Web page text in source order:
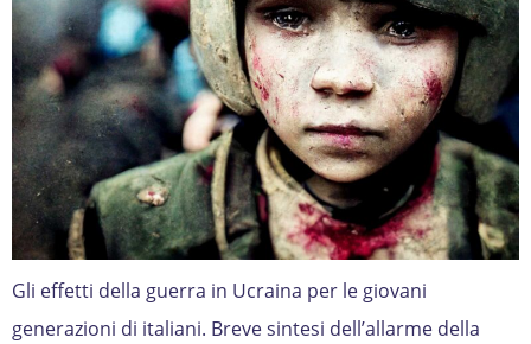
Gli effetti della guerra in Ucraina per le giovani
generazioni di italiani. Breve sintesi dell’allarme della